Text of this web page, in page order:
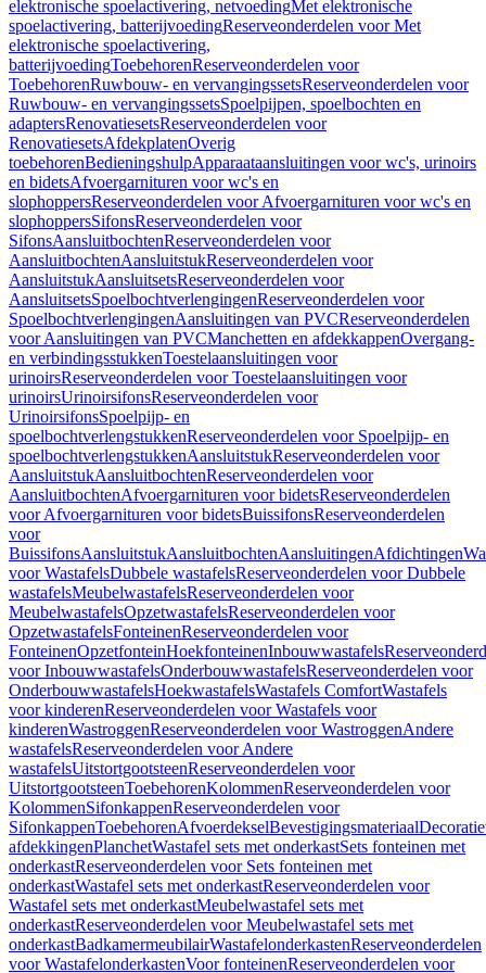
elektronische spoelactivering, netvoedingMet elektronische
spoelactivering, batterijvoedingReserveonderdelen voor Met
elektronische spoelactivering,
batterijvoedingToebehorenReserveonderdelen voor
ToebehorenRuwbouw- en vervangingssetsReserveonderdelen voor
Ruwbouw- en vervangingssetsSpoelpijpen, spoelbochten en
adaptersRenovatiesetsReserveonderdelen voor
RenovatiesetsAfdekplatenOverig
toebehorenBedieningshulpApparaataansluitingen voor wc's, urinoirs
en bidetsAfvoergarnituren voor wc's en
slophoppersReserveonderdelen voor Afvoergarnituren voor wc's en
slophoppersSifonsReserveonderdelen voor
SifonsAansluitbochtenReserveonderdelen voor
AansluitbochtenAansluitstukReserveonderdelen voor
AansluitstukAansluitsetsReserveonderdelen voor
AansluitsetsSpoelbochtverlengingenReserveonderdelen voor
SpoelbochtverlengingenAansluitingen van PVCReserveonderdelen
voor Aansluitingen van PVCManchetten en afdekkappenOvergang-
en verbindingsstukkenToestelaansluitingen voor
urinoirsReserveonderdelen voor Toestelaansluitingen voor
urinoirsUrinoirsifonsReserveonderdelen voor
UrinoirsifonsSpoelpijp- en
spoelbochtverlengstukkenReserveonderdelen voor Spoelpijp- en
spoelbochtverlengstukkenAansluitstukReserveonderdelen voor
AansluitstukAansluitbochtenReserveonderdelen voor
AansluitbochtenAfvoergarnituren voor bidetsReserveonderdelen
voor Afvoergarnituren voor bidetsBuissifonsReserveonderdelen
voor
BuissifonsAansluitstukAansluitbochtenAansluitingenAfdichtingen
voor WastafelsDubbele wastafelsReserveonderdelen voor Dubbele
wastafelsMeubelwastafelsReserveonderdelen voor
MeubelwastafelsOpzetwastafelsReserveonderdelen voor
OpzetwastafelsFonteinenReserveonderdelen voor
FonteinenOpzetfonteinHoekfonteinenInbouwwastafels
voor InbouwwastafelsOnderbouwwastafelsReserveonderdelen voor
OnderbouwwastafelsHoekwastafelsWastafels ComfortWastafels
voor kinderenReserveonderdelen voor Wastafels voor
kinderenWastroggenReserveonderdelen voor WastroggenAndere
wastafelsReserveonderdelen voor Andere
wastafelsUitstortgootsteenReserveonderdelen voor
UitstortgootsteenToebehorenKolommenReserveonderdelen voor
KolommenSifonkappenReserveonderdelen voor
SifonkappenToebehorenAfvoerdekselBevestigingsmateriaal
afdekkingenPlanchetWastafel sets met onderkastSets fonteinen met
onderkastReserveonderdelen voor Sets fonteinen met
onderkastWastafel sets met onderkastReserveonderdelen voor
Wastafel sets met onderkastMeubelwastafel sets met
onderkastReserveonderdelen voor Meubelwastafel sets met
onderkastBadkamermeubilairWastafelonderkastenReserveonderdelen
voor WastafelonderkastenVoor fonteinenReserveonderdelen voor